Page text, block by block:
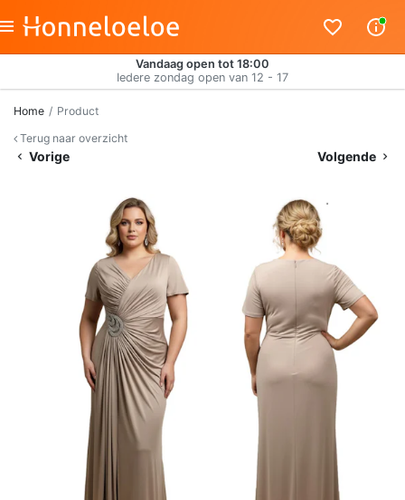
Vandaag open tot 18:00
Iedere zondag open van 12 - 17
Home
Product
Terug naar overzicht
Vorige Volgende